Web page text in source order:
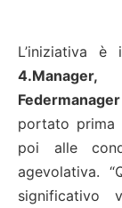
L’iniziativa
4.Manager,
portato prima
poi alle
agevolativa.
significativo